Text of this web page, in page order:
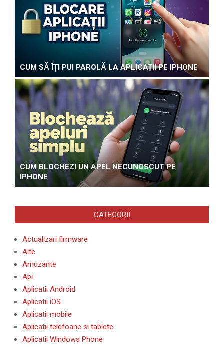
CUM SĂ ÎȚI PUI PAROLĂ LA APLICAȚII PE IPHONE
CUM BLOCHEZI UN APEL NECUNOSCUT PE
IPHONE
CATEGORII
Actualizari firmware
Alte
Amuzante
Api
Aplicatii Android
Aplicatii iOS
Aplicatii mobile
Aplicatii telefoane si tablete
Aplicatii Windows Phone